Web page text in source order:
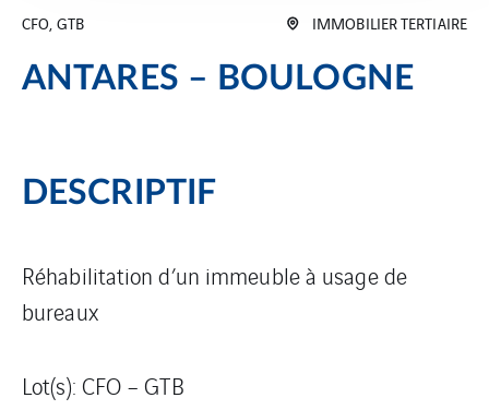
CFO, GTB IMMOBILIER TERTIAIRE
ANTARES – BOULOGNE
DESCRIPTIF
Réhabilitation d’un immeuble à usage de
bureaux
Lot(s): CFO – GTB